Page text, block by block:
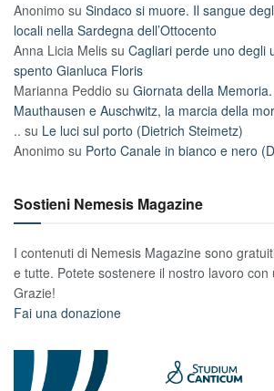
Anonimo su Sindaco si muore. Il sangue
locali nella Sardegna dell’Ottocento
Anna Licia Melis su Cagliari perde uno degli
spento Gianluca Floris
Marianna Peddio su Giornata della
Mauthausen e Auschwitz, la marcia della
.. su Le luci sul porto (Dietrich Steimetz)
Anonimo su Porto Canale in bianco e nero
Sostieni Nemesis Magazine
I contenuti di Nemesis Magazine sono
e tutte. Potete sostenere il nostro lavoro con
Grazie!
Fai una donazione